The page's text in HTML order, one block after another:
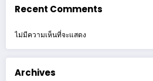
Recent Comments
ไม่มีความเห็นที่จะแสดง
Archives